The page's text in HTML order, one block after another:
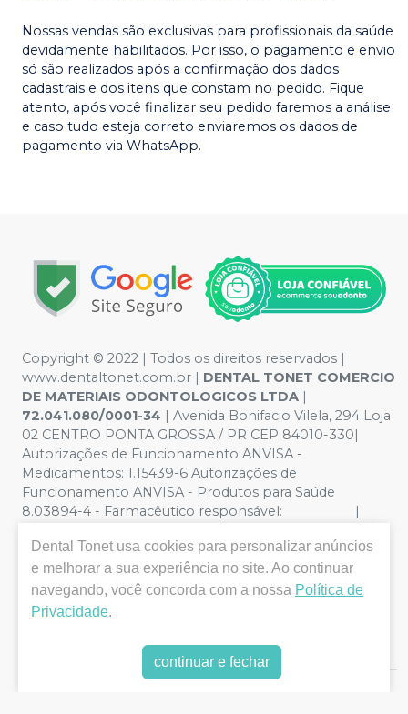
Nossas vendas são exclusivas para profissionais da saúde
devidamente habilitados. Por isso, o pagamento e envio
só são realizados após a confirmação dos dados
cadastrais e dos itens que constam no pedido. Fique
atento, após você finalizar seu pedido faremos a análise
e caso tudo esteja correto enviaremos os dados de
pagamento via WhatsApp.
Copyright © 2022 | Todos os direitos reservados |
www.dentaltonet.com.br | DENTAL TONET COMERCIO
DE MATERIAIS ODONTOLOGICOS LTDA
72.041.080/0001-34 | Avenida Bonifacio Vilela, 294 Loja
02 CENTRO PONTA GROSSA / PR CEP 84010-330|
Autorizações de Funcionamento ANVISA -
Medicamentos: 1.15439-6 Autorizações de
Funcionamento ANVISA - Produtos para Saúde
8.03894-4 - Farmacêutico responsável: |
ilustrativas - Os preços e condições da loja virtual estão
sujeitos a alterações. Em caso de divergência de preços
no site, o valor válido é o do Carrinho de Compra. Não
vendemos por atacado, por isso nos reservamos o
Dental Tonet usa cookies para personalizar anúncios
e melhorar a sua experiência no site. Ao continuar
navegando, você concorda com a nossa Política de
Privacidade.
continuar e fechar